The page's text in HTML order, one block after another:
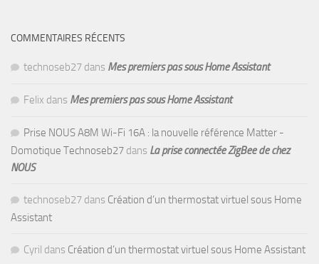
COMMENTAIRES RÉCENTS
technoseb27 dans Mes premiers pas sous Home Assistant
Felix dans Mes premiers pas sous Home Assistant
Prise NOUS A8M Wi-Fi 16A : la nouvelle référence Matter -
Domotique Technoseb27 dans La prise connectée ZigBee de chez
NOUS
technoseb27 dans Création d’un thermostat virtuel sous Home
Assistant
Cyril dans Création d’un thermostat virtuel sous Home Assistant